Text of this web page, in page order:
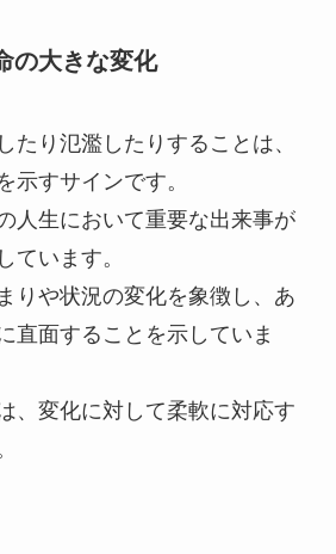
の大きな変化
たり氾濫したりすることは、
示すサインです。
人生において重要な出来事が
ています。
りや状況の変化を象徴し、あ
直面することを示していま
、変化に対して柔軟に対応す